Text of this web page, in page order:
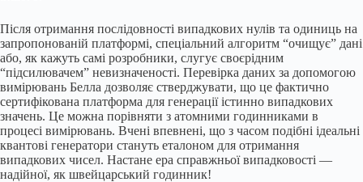
Після отримання послідовності випадкових нулів та одиниць на
запропонованій платформі, спеціальний алгоритм “очищує” дані
або, як кажуть самі розробники, слугує своєрідним
“підсилювачем” невизначеності. Перевірка даних за допомогою
вимірювань Белла дозволяє стверджувати, що це фактично
сертифікована платформа для генерації істинно випадкових
значень. Це можна порівняти з атомними годинниками в
процесі вимірювань. Вчені впевнені, що з часом подібні ідеальні
квантові генератори стануть еталоном для отримання
випадкових чисел. Настане ера справжньої випадковості —
надійної, як швейцарський годинник!